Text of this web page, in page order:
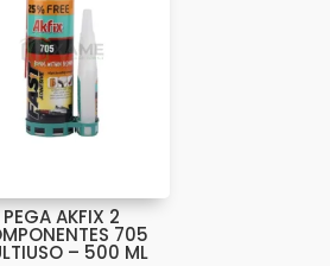
PEGA AKFIX 2
705
– 500 ML